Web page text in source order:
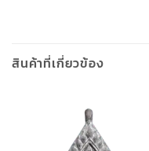
สินค้าที่เกี่ยวข้อง